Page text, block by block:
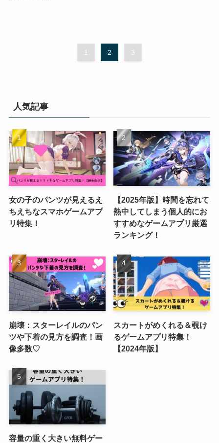
1 2 3
人気記事
女の子のパンツが見えるえ
ちえちなスマホゲームアプ
リ特集！
【2025年版】時間を忘れて
熱中してしまう個人的にお
すすめなゲームアプリ厳選
ランキング！
崩壊：スターレイルのパン
ツや下着の見方を調査！画
像多数♡
スカートがめくれる＆覗け
るゲームアプリ特集！
【2024年版】
容量の重く大きい無料ゲー